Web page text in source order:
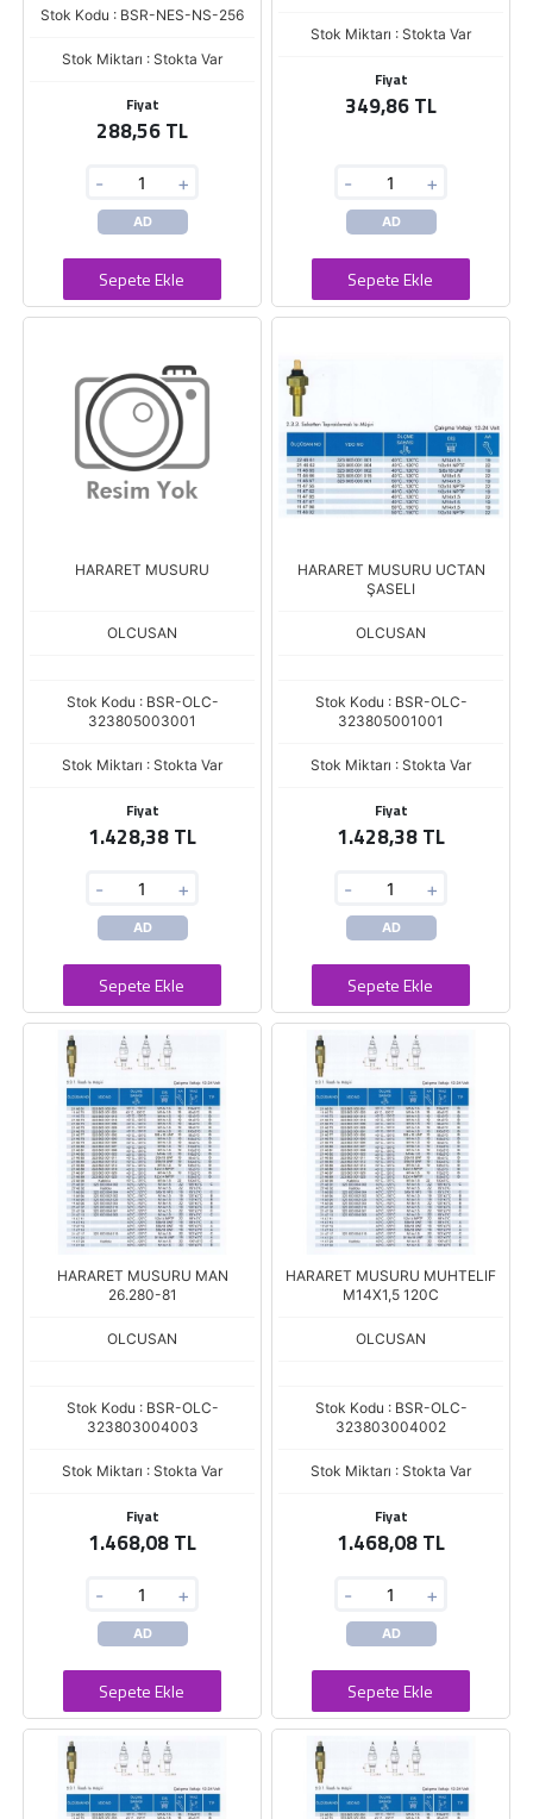
Stok Kodu : BSR-NES-NS-256
Stok Miktarı : Stokta Var
Fiyat
288,56 TL
- +
AD
Sepete Ekle
Stok Miktarı : Stokta Var
Fiyat
349,86 TL
- +
AD
Sepete Ekle
HARARET MUSURU
OLCUSAN
Stok Kodu : BSR-OLC-
323805003001
Stok Miktarı : Stokta Var
Fiyat
1.428,38 TL
- +
AD
Sepete Ekle
HARARET MUSURU UCTAN
ŞASELI
OLCUSAN
Stok Kodu : BSR-OLC-
323805001001
Stok Miktarı : Stokta Var
Fiyat
1.428,38 TL
- +
AD
Sepete Ekle
HARARET MUSURU MAN
26.280-81
OLCUSAN
Stok Kodu : BSR-OLC-
323803004003
Stok Miktarı : Stokta Var
Fiyat
1.468,08 TL
- +
AD
Sepete Ekle
HARARET MUSURU MUHTELIF
M14X1,5 120C
OLCUSAN
Stok Kodu : BSR-OLC-
323803004002
Stok Miktarı : Stokta Var
Fiyat
1.468,08 TL
- +
AD
Sepete Ekle